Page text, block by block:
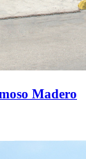
Madero